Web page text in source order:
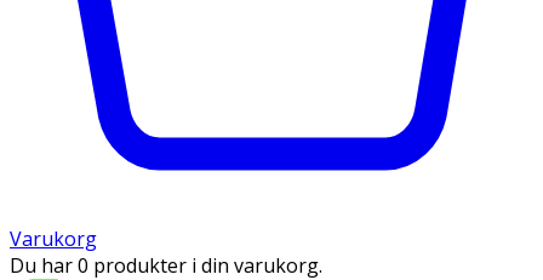
Varukorg
Du har 0 produkter i din varukorg.